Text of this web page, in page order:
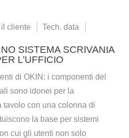
cliente Tech. data
SISTEMA SCRIVANIA
L’UFFICIO
di OKIN: i componenti del
sono idonei per la
tavolo con una colonna di
la base per sistemi
cui gli utenti non solo